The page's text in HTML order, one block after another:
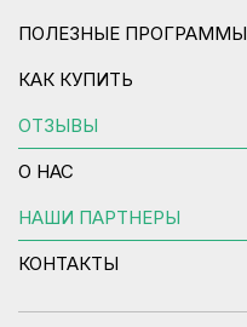
ПОЛЕЗНЫЕ ПРОГРАММЫ
КАК КУПИТЬ
ОТЗЫВЫ
О НАС
НАШИ ПАРТНЕРЫ
КОНТАКТЫ